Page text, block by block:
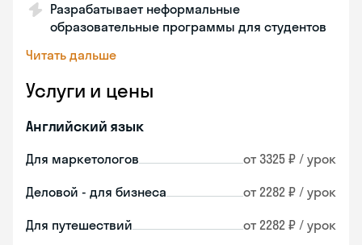
Разрабатывает неформальные
образовательные программы для студентов
Читать дальше
Услуги и цены
Английский язык
Для маркетологов от 3325 ₽ / урок
Деловой - для бизнеса от 2282 ₽ / урок
Для путешествий от 2282 ₽ / урок